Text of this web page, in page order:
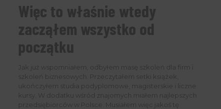
Więc to właśnie wtedy
zacząłem wszystko od
początku
Jak już wspomniałem, odbyłem masę szkoleń dla firm i
szkoleń biznesowych. Przeczytałem setki książek,
ukończyłem studia podyplomowe, magisterskie i liczne
kursy. W dodatku wśród znajomych miałem najlepszych
przedsiębiorców w Polsce. Musiałem więc jakoś tę